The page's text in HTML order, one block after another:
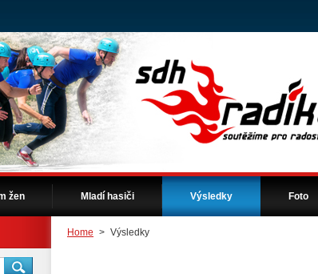
žen Mladí hasiči Výsledky Foto
Home > Výsledky